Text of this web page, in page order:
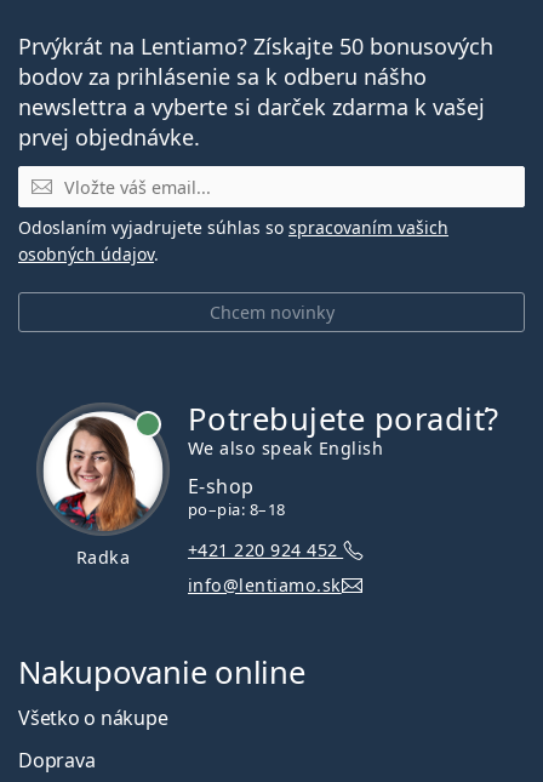
Prvýkrát na Lentiamo? Získajte 50 bonusových
bodov za prihlásenie sa k odberu nášho
newslettra a vyberte si darček zdarma k vašej
prvej objednávke.
E-mail
Chcem novinky
Odoslaním vyjadrujete súhlas so spracovaním vašich
osobných údajov.
Radka
Potrebujete poradiť?
We also speak English
E-shop
po–pia: 8–18
+421 220 924 452
info@lentiamo.sk
Nakupovanie online
Všetko o nákupe
Doprava